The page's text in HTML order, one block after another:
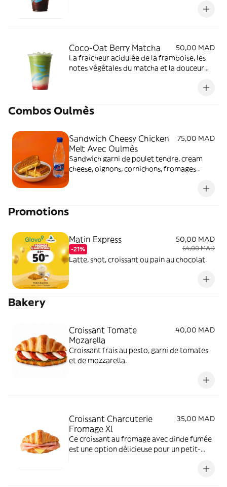
Coco-Oat Berry Matcha
50,00 MAD
La fraîcheur acidulée de la framboise, les
notes végétales du matcha et la douceur
Combos Oulmès
Sandwich Cheesy Chicken
Melt Avec Oulmès
75,00 MAD
Sandwich garni de poulet tendre, cream
cheese, oignons, cornichons, fromages
Promotions
Matin Express
-21%
50,00 MAD
64,00 MAD
Latte, shot, croissant ou pain au chocolat.
Bakery
Croissant Tomate
Mozarella
40,00 MAD
Croissant frais au pesto, garni de tomates
et de mozzarella.
Croissant Charcuterie
Fromage Xl
35,00 MAD
Ce croissant au fromage avec dinde fumée
est une option délicieuse pour un petit-